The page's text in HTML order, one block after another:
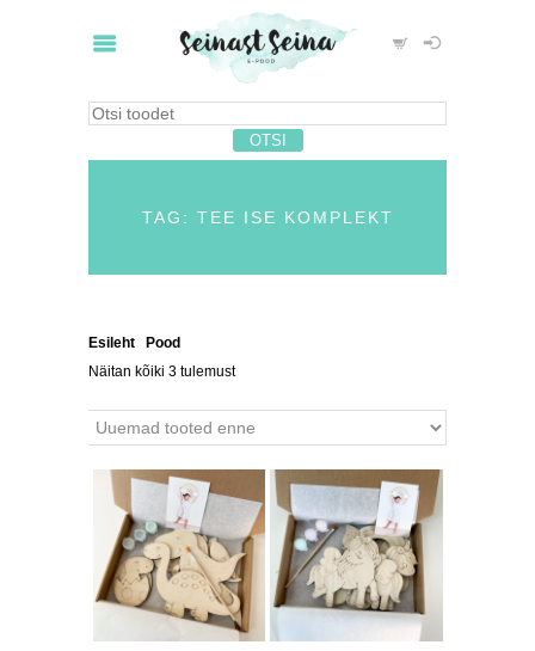
TAG: TEE ISE KOMPLEKT
Esileht Pood
Näitan kõiki 3 tulemust